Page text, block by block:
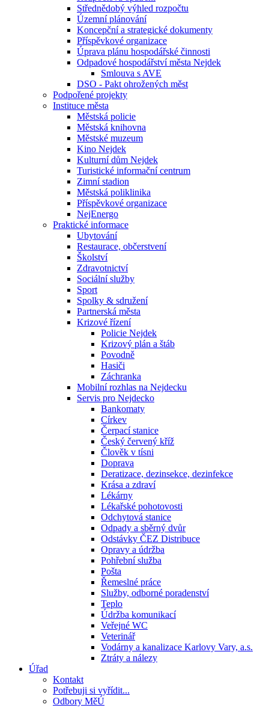
Střednědobý výhled rozpočtu
Územní plánování
Koncepční a strategické dokumenty
Příspěvkové organizace
Úprava plánu hospodářské činnosti
Odpadové hospodářství města Nejdek
Smlouva s AVE
DSO - Pakt ohrožených měst
Podpořené projekty
Instituce města
Městská policie
Městská knihovna
Městské muzeum
Kino Nejdek
Kulturní dům Nejdek
Turistické informační centrum
Zimní stadion
Městská poliklinika
Příspěvkové organizace
NejEnergo
Praktické informace
Ubytování
Restaurace, občerstvení
Školství
Zdravotnictví
Sociální služby
Sport
Spolky & sdružení
Partnerská města
Krizové řízení
Policie Nejdek
Krizový plán a štáb
Povodně
Hasiči
Záchranka
Mobilní rozhlas na Nejdecku
Servis pro Nejdecko
Bankomaty
Církev
Čerpací stanice
Český červený kříž
Člověk v tísni
Doprava
Deratizace, dezinsekce, dezinfekce
Krása a zdraví
Lékárny
Lékařské pohotovosti
Odchytová stanice
Odpady a sběrný dvůr
Odstávky ČEZ Distribuce
Opravy a údržba
Pohřební služba
Pošta
Řemeslné práce
Služby, odborné poradenství
Teplo
Údržba komunikací
Veřejné WC
Veterinář
Vodárny a kanalizace Karlovy Vary, a.s.
Ztráty a nálezy
Úřad
Kontakt
Potřebuji si vyřídit...
Odbory MěÚ